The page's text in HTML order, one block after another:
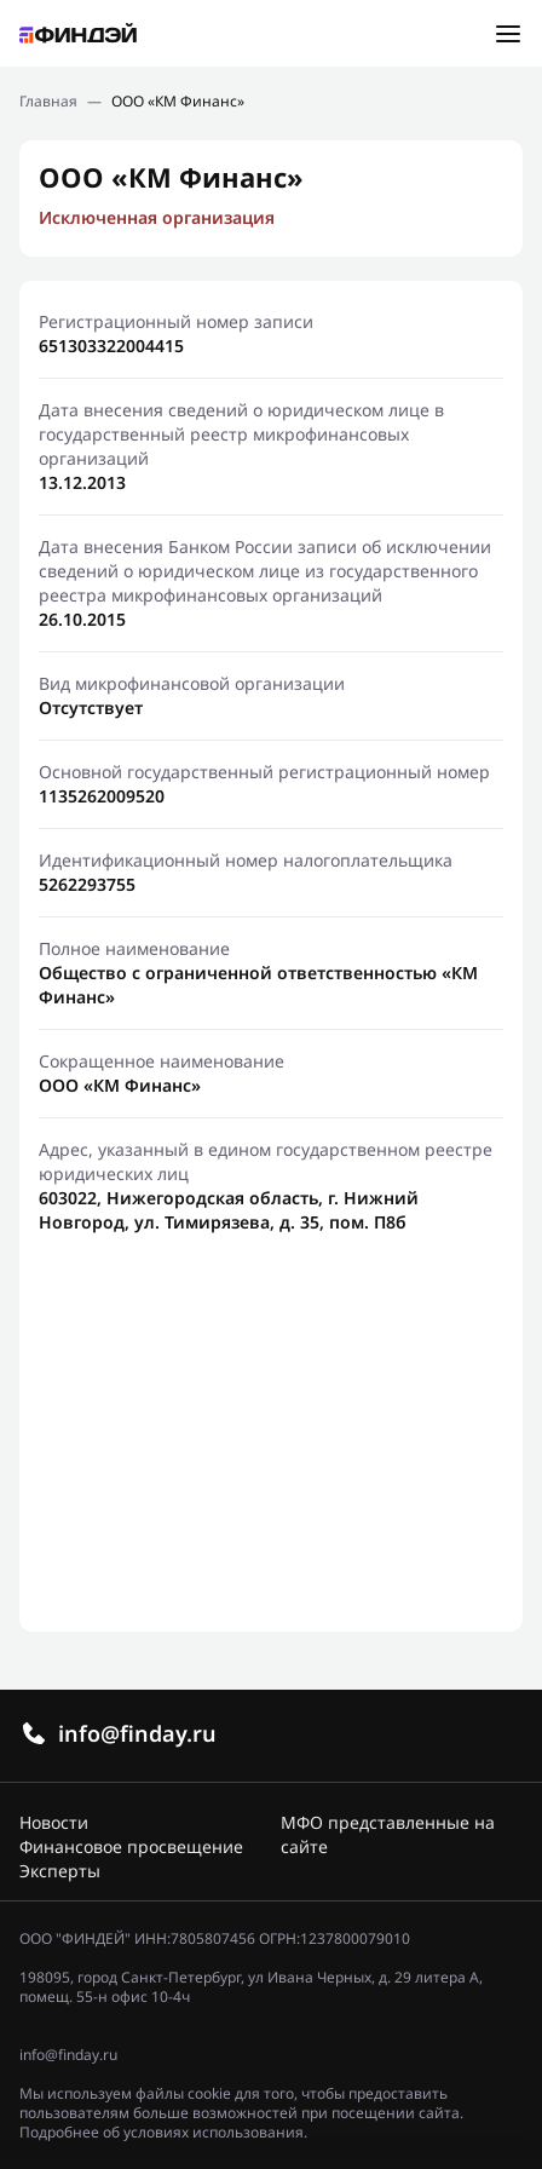
Подбор займа
Новости
Финансовое просвещение
Главная — ООО «КМ Финанс»
ООО «КМ Финанс»
Исключенная организация
Регистрационный номер записи
651303322004415
Дата внесения сведений о юридическом лице в
государственный реестр микрофинансовых
организаций
13.12.2013
Дата внесения Банком России записи об исключении
сведений о юридическом лице из государственного
реестра микрофинансовых организаций
26.10.2015
Вид микрофинансовой организации
Отсутствует
Основной государственный регистрационный номер
1135262009520
Идентификационный номер налогоплательщика
5262293755
Полное наименование
Общество с ограниченной ответственностью «КМ
Финанс»
Сокращенное наименование
ООО «КМ Финанс»
Адрес, указанный в едином государственном реестре
юридических лиц
603022, Нижегородская область, г. Нижний
Новгород, ул. Тимирязева, д. 35, пом. П8б
info@finday.ru
Новости
Финансовое просвещение
Эксперты
МФО представленные на
сайте
ООО "ФИНДЕЙ" ИНН:7805807456 ОГРН:1237800079010
198095, город Санкт-Петербург, ул Ивана Черных, д. 29 литера А,
помещ. 55-н офис 10-4ч
info@finday.ru
Мы используем файлы cookie для того, чтобы предоставить
пользователям больше возможностей при посещении сайта.
Подробнее об условиях использования.
Ошибка:Контактная форма не найдена.
Спасибо, что написали нам
Мы свяжемся с Вами в ближайшее время и сообщим
результат
Отправить новый запрос